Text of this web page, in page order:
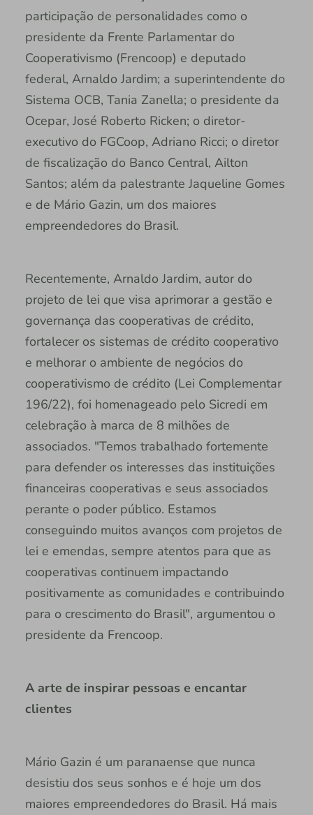
participação de personalidades como o
presidente da Frente Parlamentar do
Cooperativismo (Frencoop) e deputado
federal, Arnaldo Jardim; a superintendente do
Sistema OCB, Tania Zanella; o presidente da
Ocepar, José Roberto Ricken; o diretor-
executivo do FGCoop, Adriano Ricci; o diretor
de fiscalização do Banco Central, Ailton
Santos; além da palestrante Jaqueline Gomes
e de Mário Gazin, um dos maiores
empreendedores do Brasil.
Recentemente, Arnaldo Jardim, autor do
projeto de lei que visa aprimorar a gestão e
governança das cooperativas de crédito,
fortalecer os sistemas de crédito cooperativo
e melhorar o ambiente de negócios do
cooperativismo de crédito (Lei Complementar
196/22), foi homenageado pelo Sicredi em
celebração à marca de 8 milhões de
associados. "Temos trabalhado fortemente
para defender os interesses das instituições
financeiras cooperativas e seus associados
perante o poder público. Estamos
conseguindo muitos avanços com projetos de
lei e emendas, sempre atentos para que as
cooperativas continuem impactando
positivamente as comunidades e contribuindo
para o crescimento do Brasil", argumentou o
presidente da Frencoop.
A arte de inspirar pessoas e encantar
clientes
Mário Gazin é um paranaense que nunca
desistiu dos seus sonhos e é hoje um dos
maiores empreendedores do Brasil. Há mais